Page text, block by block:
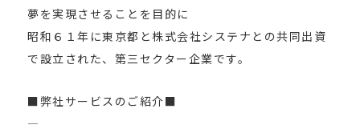
夢を実現させることを目的に
昭和６１年に東京都と株式会社システナとの共同出資
で設立された、第三セクター企業です。
■弊社サービスのご紹介■
—